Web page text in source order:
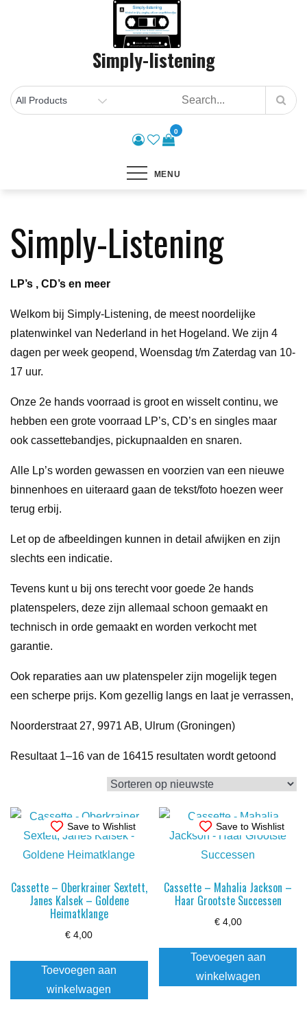
Simply-listening
0
MENU
Simply-Listening
LP’s , CD’s en meer
Welkom bij Simply-Listening, de meest noordelijke
platenwinkel van Nederland in het Hogeland. We zijn 4
dagen per week geopend, Woensdag t/m Zaterdag van 10-
17 uur.
Onze 2e hands voorraad is groot en wisselt continu, we
hebben een grote voorraad LP’s, CD’s en singles maar
ook cassettebandjes, pickupnaalden en snaren.
Alle Lp’s worden gewassen en voorzien van een nieuwe
binnenhoes en uiteraard gaan de tekst/foto hoezen weer
terug erbij.
Let op de afbeeldingen kunnen in detail afwijken en zijn
slechts een indicatie.
Tevens kunt u bij ons terecht voor goede 2e hands
platenspelers, deze zijn allemaal schoon gemaakt en
technisch in orde gemaakt en worden verkocht met
garantie.
Ook reparaties aan uw platenspeler zijn mogelijk tegen
een scherpe prijs. Kom gezellig langs en laat je verrassen,
Noorderstraat 27, 9971 AB, Ulrum (Groningen)
Resultaat 1–16 van de 16415 resultaten wordt getoond
op
Save to Wishlist
Cassette – Oberkrainer Sextett,
Janes Kalsek – Goldene
Heimatklange
€ 4,00
Toevoegen aan
winkelwagen
Save to Wishlist
Cassette – Mahalia Jackson –
Haar Grootste Successen
€4,00
Toevoegen aan
winkelwagen